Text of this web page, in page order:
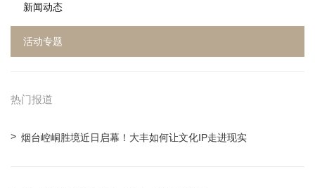
新闻动态
活动专题
热门报道
烟台崆峒胜境近日启幕！大丰如何让文化IP走进现实